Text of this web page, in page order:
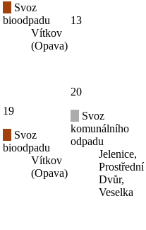
Svoz
bioodpadu
Vítkov
(Opava)
13
19
Svoz
bioodpadu
Vítkov
(Opava)
20
Svoz
komunálního
odpadu
Jelenice,
Prostřední
Dvůr,
Veselka